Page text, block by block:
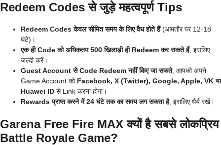
Redeem Codes से जुड़े महत्वपूर्ण Tips
Redeem Codes केवल सीमित समय के लिए वैध होते हैं(आमतौर पर 12-18
घंटे)।
एक ही Code को अधिकतम 500 खिलाड़ी ही Redeem कर सकते हैं, इसलिए
जल्दी करें।
Guest Account से Code Redeem नहीं किए जा सकते, आपको अपने
Game Account को Facebook, X (Twitter), Google, Apple, VK या
Huawei ID से Link करना होगा।
Rewards प्राप्त करने में 24 घंटे तक का समय लग सकता है, इसलिए धैर्य रखें।
Garena Free Fire MAX क्यों है सबसे लोकप्रिय
Battle Royale Game?